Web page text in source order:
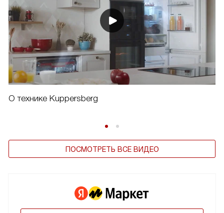
О технике Kuppersberg
ПОСМОТРЕТЬ ВСЕ ВИДЕО